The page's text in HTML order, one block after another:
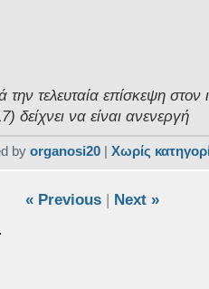
τελευταία επίσκεψη
δείχνει να είναι ανενεργή
byorganosi20 |Χωρίς
« Previous|
Next »